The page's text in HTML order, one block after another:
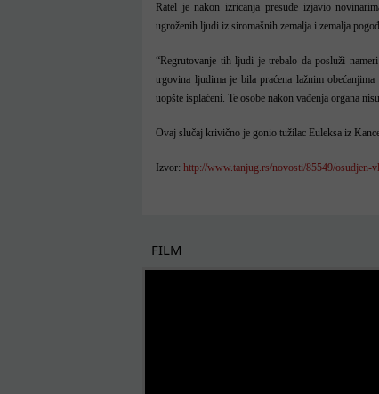
Ratel je nakon izricanja presude izjavio
ugroženih ljudi iz siromašnih zemalja i zemalja
“Regrutovanje tih ljudi je trebalo da posluži
trgovina ljudima je bila praćena lažnim
uopšte isplaćeni. Te osobe nakon vađenja organa
Ovaj slučaj krivično je gonio tužilac Euleksa iz
Izvor: http://www.tanjug.rs/novosti/85549/osudjen-
FILM